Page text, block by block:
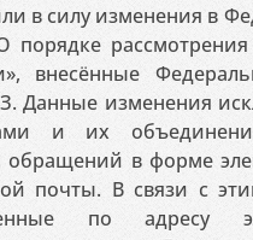
в силу изменения в
внесённые
Данные изменения
и их
в форме
почты. В связи с
по адресу